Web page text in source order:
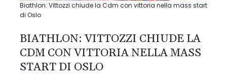
Biathlon: Vittozzi chiude la Cdm con vittoria nella mass start
di Oslo
BIATHLON: VITTOZZI CHIUDE LA
CDM CON VITTORIA NELLA MASS
START DI OSLO